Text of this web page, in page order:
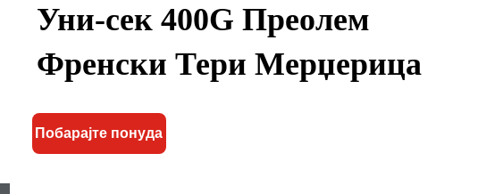
Уни-сек 400G Преолем
Френски Тери Мерџерица
Побарајте понуда